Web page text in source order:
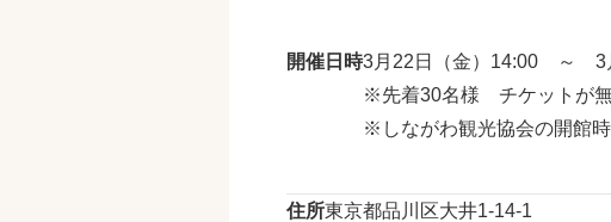
開催日時3月22日（金）14:00 ～ 3
※先着30名様 チケットが無
※しながわ観光協会の開館
住所東京都品川区大井1-14-1